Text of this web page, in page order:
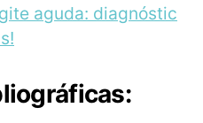
aguda: diagnóstic